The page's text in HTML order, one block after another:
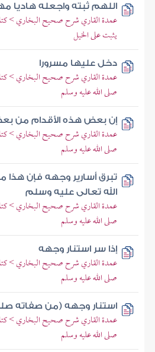
اللهم ثبته واجعله هاديا
عمدة القاري شرح صحيح البخاري >
يثبت على الخيل
دخل عليها مسرورا
عمدة القاري شرح صحيح البخاري >
صلى الله عليه وسلم
إن بعض هذه الأقدام من
عمدة القاري شرح صحيح البخاري >
صلى الله عليه وسلم
تبرق أسارير وجهه فإن
الله تعالى عليه وسلم
عمدة القاري شرح صحيح البخاري >
صلى الله عليه وسلم
إذا سر استنار وجهه
عمدة القاري شرح صحيح البخاري >
صلى الله عليه وسلم
استنار وجهه (من صفاته
عمدة القاري شرح صحيح البخاري >
صلى الله عليه وسلم